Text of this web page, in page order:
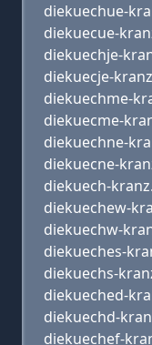
diekuechue-
diekuecue-
diekuechje-
diekuecje-
diekuechme-
diekuecme-
diekuechne-
diekuecne-
diekuech-
diekuechew-
diekuechw-
diekueches-
diekuechs-
diekueched-
diekuechd-
diekuechef-